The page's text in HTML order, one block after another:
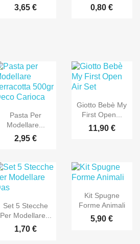
3,65 € 0,80 €
Pasta Per
Modellare...
2,95 €
Giotto Bebè My
First Open...
11,90 €
Set 5 Stecche
Per Modellare...
1,70 €
Kit Spugne
Forme Animali
5,90 €